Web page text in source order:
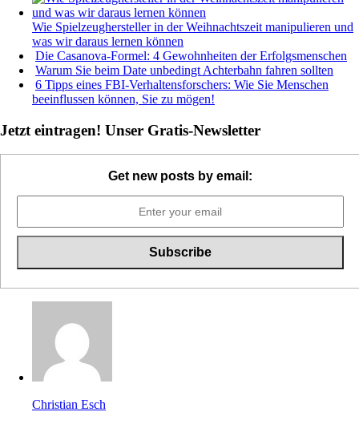
Wie Spielzeughersteller in der Weihnachtszeit manipulieren und
was wir daraus lernen können
Die Casanova-Formel: 4 Gewohnheiten der Erfolgsmenschen
Warum Sie beim Date unbedingt Achterbahn fahren sollten
6 Tipps eines FBI-Verhaltensforschers: Wie Sie Menschen
beeinflussen können, Sie zu mögen!
Jetzt eintragen! Unser Gratis-Newsletter
Get new posts by email:
Christian Esch